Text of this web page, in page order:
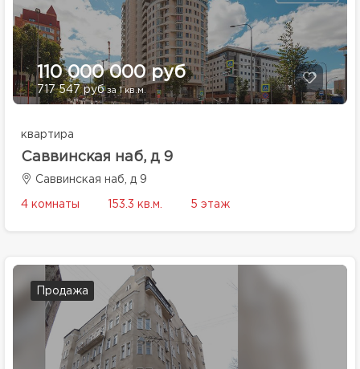
110 000 000 руб
717 547 рубза 1 кв.м.
квартира
Саввинская наб, д 9
Саввинская наб, д 9
4 комнаты 153.3 кв.м. 5 этаж
Продажа